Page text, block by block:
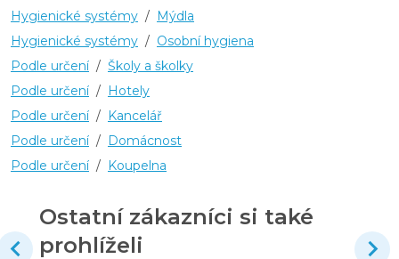
Hygienické systémy / Mýdla
Hygienické systémy / Osobní hygiena
Podle určení / Školy a školky
Podle určení / Hotely
Podle určení / Kancelář
Podle určení / Domácnost
Podle určení / Koupelna
Ostatní zákazníci si také
prohlíželi